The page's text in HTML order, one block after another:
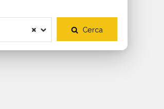
Cerca